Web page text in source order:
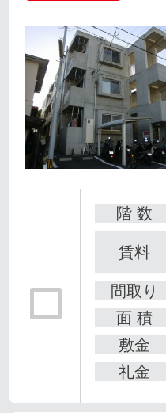
階 数
賃料
間取り
面 積
敷金
礼金